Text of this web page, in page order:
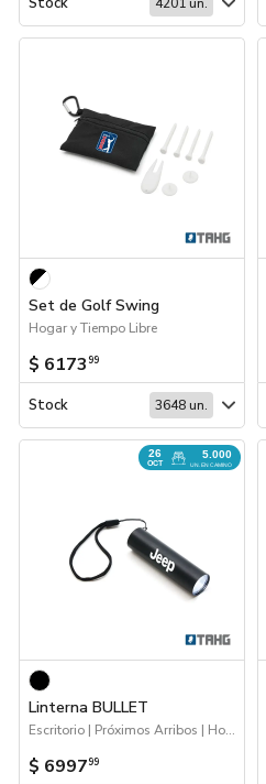
4201 un.
Set de Golf Swing
Hogar y Tiempo Libre
$ 6173 99
Stock 3648 un.
26
OCT
5.000
UN. EN CAMINO
Linterna BULLET
Escritorio | Próximos Arribos | Hogar y Tiempo Libre
$ 699799